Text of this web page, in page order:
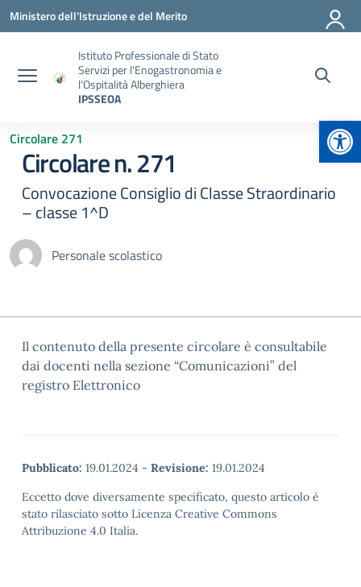
Vai ai contenuti
Vai al menu di navigazione
Vai al footer
Ministero dell'Istruzione e del Merito
Istituto Professionale di Stato
Servizi per l'Enogastronomia e
l'Ospitalità Alberghiera
IPSSEOA
Circolare 271
Circolare n. 271
Convocazione Consiglio di Classe Straordinario
– classe 1^D
Personale scolastico
Il contenuto della presente circolare è consultabile
dai docenti nella sezione “Comunicazioni” del
registro Elettronico
Pubblicato: 19.01.2024 - Revisione: 19.01.2024
Eccetto dove diversamente specificato, questo articolo è
stato rilasciato sotto Licenza Creative Commons
Attribuzione 4.0 Italia.